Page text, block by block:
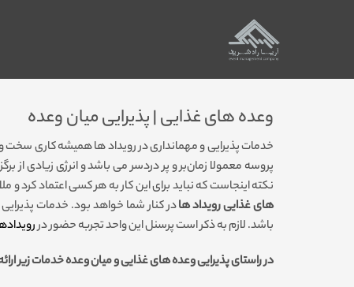
وعده های غذایی | پذیرایی میان وعده
خدمات پذیرایی و مهمانداری در رویداد ها همیشه کاری سخت و
پروسه معمولا زمان­‌بر و پر دردسر می باشد و انرژی زیادی از
نکته اینجاست که نباید برای این کار به هر کسی اعتماد کرد
های غذایی رویداد هادر کنار شما خواهد بود. خدمات پذیرایی
باشد. لازم به ذکر استپرسنل این واحد تجربه حضور در
در راستای پذیرایی وعده های غذایی و میان وعده خدمات زیر